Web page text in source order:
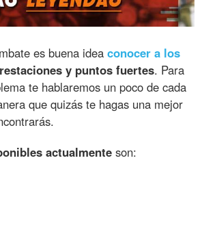
es buena ideaconocer a los
y puntos fuertes. Para
te hablaremos un poco de cada
que quizás te hagas una mejor
actualmente son: